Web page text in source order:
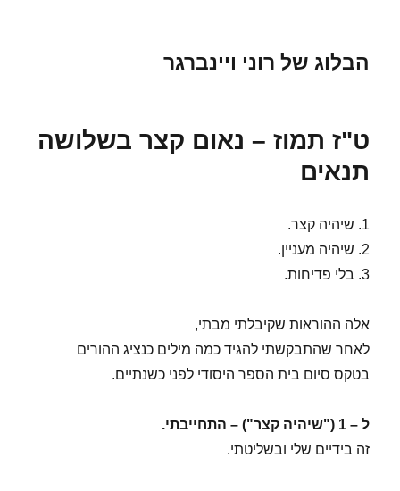
הבלוג של רוני ויינברגר
ט"ז תמוז – נאום קצר בשלושה
תנאים
1. שיהיה קצר.
2. שיהיה מעניין.
3. בלי פדיחות.
אלה ההוראות שקיבלתי מבתי,
לאחר שהתבקשתי להגיד כמה מילים כנציג ההורים
בטקס סיום בית הספר היסודי לפני כשנתיים.
ל – 1 ("שיהיה קצר") – התחייבתי.
זה בידיים שלי ובשליטתי.